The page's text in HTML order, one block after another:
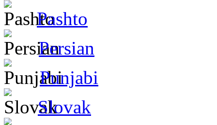
Pashto
Persian
Punjabi
Slovak